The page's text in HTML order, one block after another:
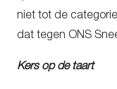
niet tot de
dat tegen ONS
Kers op de taart